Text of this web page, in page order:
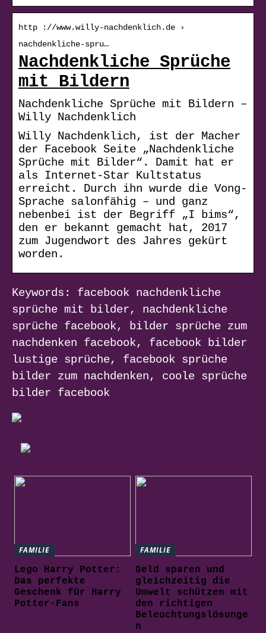
http ://www.willy-nachdenklich.de ›
nachdenkliche-spru…
Nachdenkliche Sprüche
mit Bildern
Nachdenkliche Sprüche mit Bildern –
Willy Nachdenklich
Willy Nachdenklich, ist der Macher
der Facebook Seite „Nachdenkliche
Sprüche mit Bilder“. Damit hat er
als Internet-Star Kultstatus
erreicht. Durch ihn wurde die Vong-
Sprache salonfähig – und ganz
nebenbei ist der Begriff „I bims“,
den er bekannt gemacht hat, 2017
zum Jugendwort des Jahres gekürt
worden.
Keywords: facebook nachdenkliche
sprüche mit bilder, nachdenkliche
sprüche facebook, bilder sprüche zum
nachdenken facebook, facebook bilder
lustige sprüche, facebook sprüche
bilder zum nachdenken, coole sprüche
bilder facebook
FAMILIE
Lego Harry Potter:
Das perfekte
Geschenk für Harry
Potter-Fans
FAMILIE
Geld sparen und
gleichzeitig die
Umwelt schützen mit
den richtigen
Beleuchtungslösunge
n